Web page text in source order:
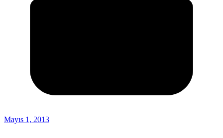
Mayıs 1, 2013